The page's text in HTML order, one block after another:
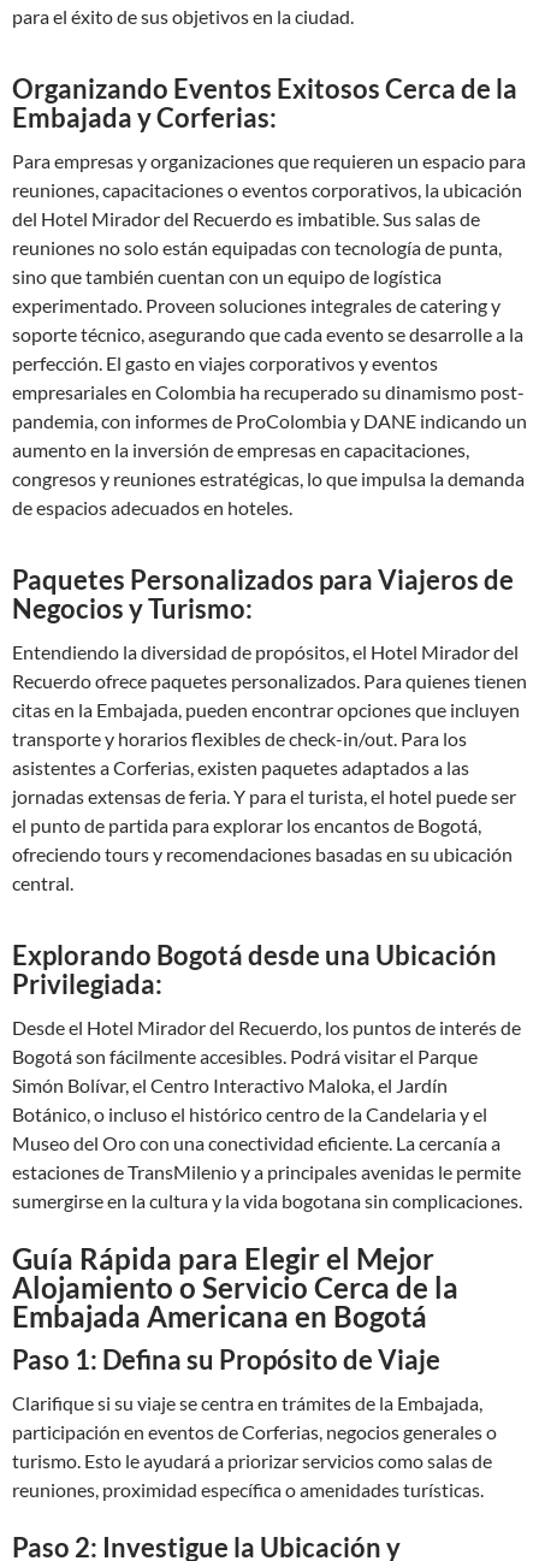
para el éxito de sus objetivos en la ciudad.
Organizando Eventos Exitosos Cerca de la
Embajada y Corferias:
Para empresas y organizaciones que requieren un espacio para
reuniones, capacitaciones o eventos corporativos, la ubicación
del Hotel Mirador del Recuerdo es imbatible. Sus salas de
reuniones no solo están equipadas con tecnología de punta,
sino que también cuentan con un equipo de logística
experimentado. Proveen soluciones integrales de catering y
soporte técnico, asegurando que cada evento se desarrolle a la
perfección. El gasto en viajes corporativos y eventos
empresariales en Colombia ha recuperado su dinamismo post-
pandemia, con informes de ProColombia y DANE indicando un
aumento en la inversión de empresas en capacitaciones,
congresos y reuniones estratégicas, lo que impulsa la demanda
de espacios adecuados en hoteles.
Paquetes Personalizados para Viajeros de
Negocios y Turismo:
Entendiendo la diversidad de propósitos, el Hotel Mirador del
Recuerdo ofrece paquetes personalizados. Para quienes tienen
citas en la Embajada, pueden encontrar opciones que incluyen
transporte y horarios flexibles de check-in/out. Para los
asistentes a Corferias, existen paquetes adaptados a las
jornadas extensas de feria. Y para el turista, el hotel puede ser
el punto de partida para explorar los encantos de Bogotá,
ofreciendo tours y recomendaciones basadas en su ubicación
central.
Explorando Bogotá desde una Ubicación
Privilegiada:
Desde el Hotel Mirador del Recuerdo, los puntos de interés de
Bogotá son fácilmente accesibles. Podrá visitar el Parque
Simón Bolívar, el Centro Interactivo Maloka, el Jardín
Botánico, o incluso el histórico centro de la Candelaria y el
Museo del Oro con una conectividad eficiente. La cercanía a
estaciones de TransMilenio y a principales avenidas le permite
sumergirse en la cultura y la vida bogotana sin complicaciones.
Guía Rápida para Elegir el Mejor
Alojamiento o Servicio Cerca de la
Embajada Americana en Bogotá
Paso 1: Defina su Propósito de Viaje
Clarifique si su viaje se centra en trámites de la Embajada,
participación en eventos de Corferias, negocios generales o
turismo. Esto le ayudará a priorizar servicios como salas de
reuniones, proximidad específica o amenidades turísticas.
Paso 2: Investigue la Ubicación y